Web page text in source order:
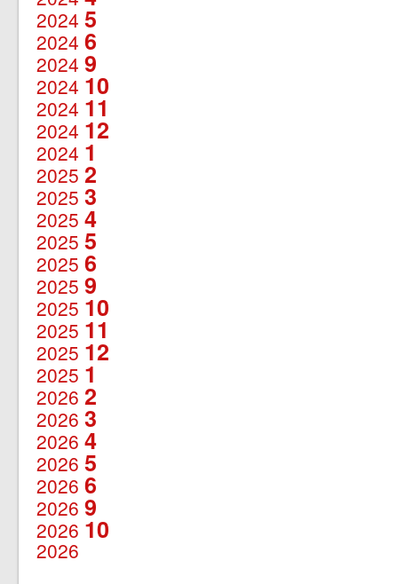
2024 5
2024 6
2024 9
2024 10
2024 11
2024 12
2024 1
2025 2
2025 3
2025 4
2025 5
2025 6
2025 9
2025 10
2025 11
2025 12
2025 1
2026 2
2026 3
2026 4
2026 5
2026 6
2026 9
2026 10
2026